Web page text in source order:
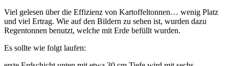
Viel gelesen über die Effizienz von Kartoffeltonnen… wenig Platz
und viel Ertrag. Wie auf den Bildern zu sehen ist, wurden dazu
Regentonnen benutzt, welche mit Erde befüllt wurden.
Es sollte wie folgt laufen: